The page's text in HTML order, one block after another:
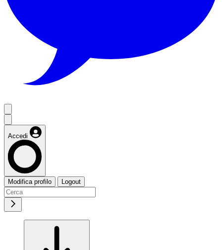
Accedi
Modifica profilo Logout